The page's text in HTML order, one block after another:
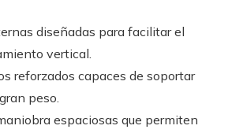
diseñadas para facilitar el
vertical.
reforzados capaces de soportar
peso.
espaciosas que permiten